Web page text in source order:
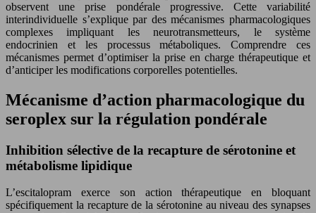
observent une prise pondérale progressive. Cette variabilité
interindividuelle s’explique par des mécanismes pharmacologiques
complexes impliquant les neurotransmetteurs, le système
endocrinien et les processus métaboliques. Comprendre ces
mécanismes permet d’optimiser la prise en charge thérapeutique et
d’anticiper les modifications corporelles potentielles.
Mécanisme d’action pharmacologique du
seroplex sur la régulation pondérale
Inhibition sélective de la recapture de sérotonine et
métabolisme lipidique
L’escitalopram exerce son action thérapeutique en bloquant
spécifiquement la recapture de la sérotonine au niveau des synapses